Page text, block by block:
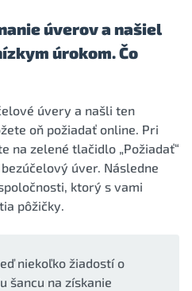
úverov a našiel
úrokom. Čo
úvery a našli ten
oň požiadať online. Pri
na zelené tlačidlo „Požiadať“
úver. Následne
ktorý s vami
pôžičky.
niekoľko žiadostí o
šancu na získanie